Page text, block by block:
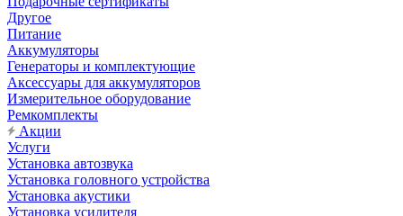
Другое
Питание
Аккумуляторы
Генераторы и комплектующие
Аксессуары для аккумуляторов
Измерительное оборудование
Ремкомплекты
Акции
Услуги
Установка автозвука
Установка головного устройства
Установка акустики
Установка усилителя